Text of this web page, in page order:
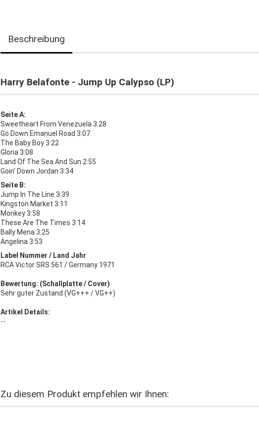
Beschreibung
Harry Belafonte - Jump Up Calypso (LP)
Seite A:
Sweetheart From Venezuela 3:28
Go Down Emanuel Road 3:07
The Baby Boy 3:22
Gloria 3:08
Land Of The Sea And Sun 2:55
Goin' Down Jordan 3:34
Seite B:
Jump In The Line 3:39
Kingston Market 3:11
Monkey 3:58
These Are The Times 3:14
Bally Mena 3:25
Angelina 3:53
Label Nummer / Land Jahr
RCA Victor SRS 561 / Germany 1971
Bewertung: (Schallplatte / Cover)
Sehr guter Zustand (VG+++ / VG++)
Artikel Details:
--
Zu diesem Produkt empfehlen wir Ihnen: